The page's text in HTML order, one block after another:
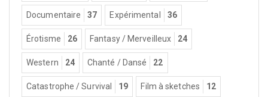
Documentaire 37 Expérimental 36
Érotisme 26 Fantasy / Merveilleux 24
Western 24 Chanté / Dansé 22
Catastrophe / Survival 19 Film à sketches 12